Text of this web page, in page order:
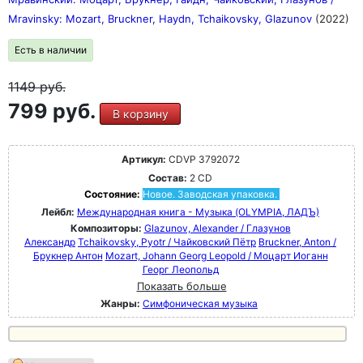
Mravinsky: Mozart, Bruckner, Haydn, Tchaikovsky, Glazunov (2022)
Есть в наличии
1149руб.
799 руб. В корзину
Артикул: CDVP 3792072
Состав: 2 CD
Состояние: Новое. Заводская упаковка.
Лейбл: Международная книга - Музыка (OLYMPIA, ЛАДЪ)
Композиторы: Glazunov, Alexander / Глазунов
Александр Tchaikovsky, Pyotr / Чайковский Пётр Bruckner, Anton /
Брукнер Антон Mozart, Johann Georg Leopold / Моцарт Иоганн
Георг Леопольд
Показать больше
Жанры: Симфоническая музыка